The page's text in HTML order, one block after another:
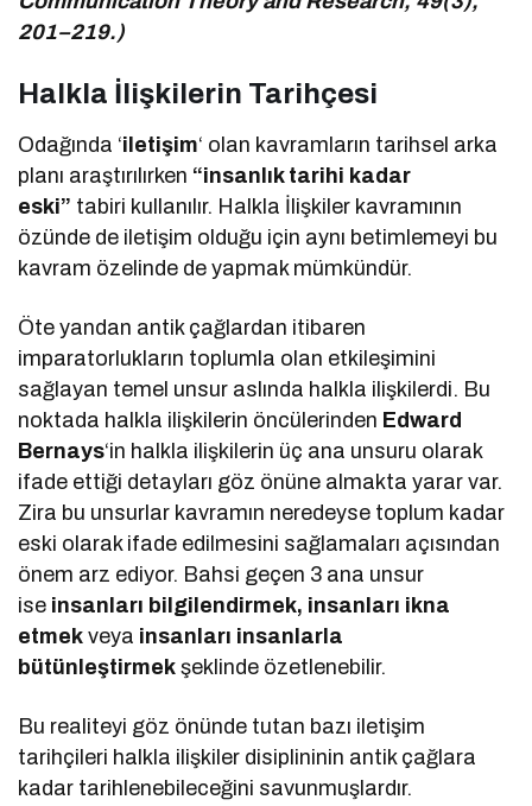
201–219.)
Halkla İlişkilerin Tarihçesi
Odağında ‘iletişim‘ olan kavramların tarihsel arka
planı araştırılırken “insanlık tarihi kadar
eski” tabiri kullanılır. Halkla İlişkiler kavramının
özünde de iletişim olduğu için aynı betimlemeyi bu
kavram özelinde de yapmak mümkündür.
Öte yandan antik çağlardan itibaren
imparatorlukların toplumla olan etkileşimini
sağlayan temel unsur aslında halkla ilişkilerdi. Bu
noktada halkla ilişkilerin öncülerinden Edward
Bernays‘in halkla ilişkilerin üç ana unsuru olarak
ifade ettiği detayları göz önüne almakta yarar var.
Zira bu unsurlar kavramın neredeyse toplum kadar
eski olarak ifade edilmesini sağlamaları açısından
önem arz ediyor. Bahsi geçen 3 ana unsur
ise insanları bilgilendirmek, insanları ikna
etmekveya insanları insanlarla
bütünleştirmekşeklinde özetlenebilir.
Bu realiteyi göz önünde tutan bazı iletişim
tarihçileri halkla ilişkiler disiplininin antik çağlara
kadar tarihlenebileceğini savunmuşlardır.